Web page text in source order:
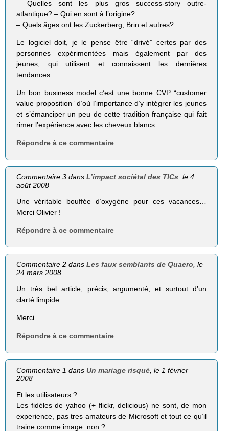
– Quelles sont les plus gros success-story outre-
atlantique? – Qui en sont à l’origine?
– Quels âges ont les Zuckerberg, Brin et autres?
Le logiciel doit, je le pense être “drivé” certes par des
personnes expérimentées mais également par des
jeunes, qui utilisent et connaissent les dernières
tendances.
Un bon business model c’est une bonne CVP “customer
value proposition” d’où l’importance d’y intégrer les jeunes
et s’émanciper un peu de cette tradition française qui fait
rimer l’expérience avec les cheveux blancs
Répondre à ce commentaire
Commentaire 3 dansL’impact sociétal des TICs , le 4
août 2008
Une véritable bouffée d’oxygène pour ces vacances…
Merci Olivier !
Répondre à ce commentaire
Commentaire 2 dansLes faux semblants de Quaero, le
24 mars 2008
Un très bel article, précis, argumenté, et surtout d’un
clarté limpide.
Merci
Répondre à ce commentaire
Commentaire 1 dansUn mariage risqué , le 1 février
2008
Et les utilisateurs ?
Les fidèles de yahoo (+ flickr, delicious) ne sont, de mon
experience, pas tres amateurs de Microsoft et tout ce qu’il
traine comme image. non ?